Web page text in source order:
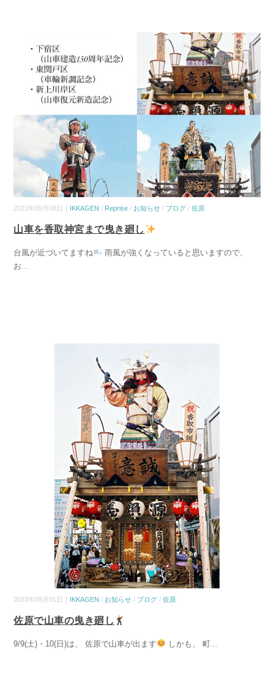
2023年09月08日｜ IKKAGEN / Reprise / お知らせ / ブログ /佐原
山車を香取神宮まで曳き廻し
台風が近づいてますね
雨風が強くなっていると思いますので、
お...
2023年09月01日｜ IKKAGEN / お知らせ / ブログ /佐原
佐原で山車の曳き廻し
9/9(土)・10(日)は、 佐原で山車が出ます しかも、 町...